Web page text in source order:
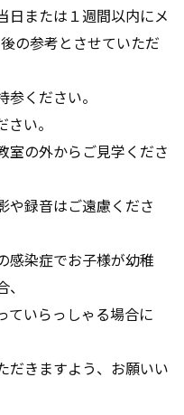
日または１週間以内にメ
の参考とさせていただ
ください。
い。
室の外からご見学くださ
や録音はご遠慮くださ
感染症でお子様が幼稚
ていらっしゃる場合に
だきますよう、お願いい